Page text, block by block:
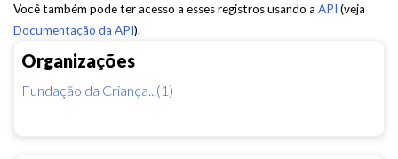
Organizações
Fundação da Criança...(1)
Você também pode ter acesso a esses registros usando a API (veja
Documentação da API).